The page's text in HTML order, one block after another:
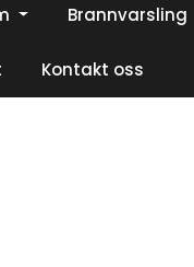
| LinkedIn
Brannvarsling
Kontakt oss